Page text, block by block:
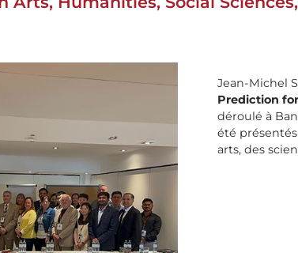
Jean-Michel
Prediction
déroulé à
été
arts, des